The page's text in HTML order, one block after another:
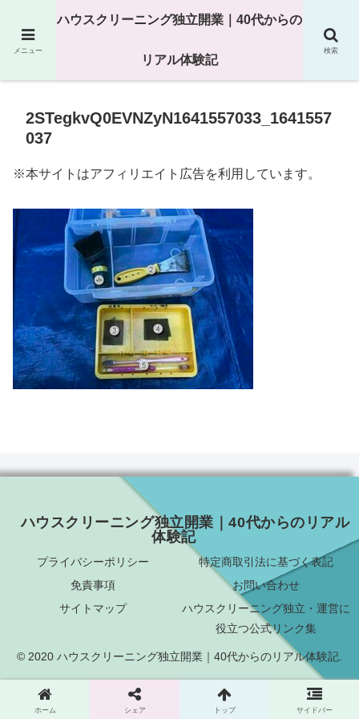
25年以上の現場経験をもとにハウスクリーニング独立の現実
2STegkvQ0EVNZyN1641557033_1641557
037
※本サイトはアフィリエイト広告を利用しています。
ハウスクリーニング独立開業｜40代からのリアル
体験記
プライバシーポリシー
特定商取引法に基づく表記
免責事項
お問い合わせ
サイトマップ
ハウスクリーニング独立・運営に
役立つ公式リンク集
© 2020 ハウスクリーニング独立開業｜40代からのリアル体験記.
メニュー
ハウスクリーニング独立開業｜40代からの
リアル体験記
検索
ホーム シェア トップ サイドバー